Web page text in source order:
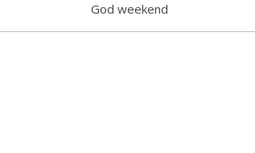
God weekend